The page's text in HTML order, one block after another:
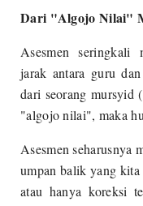
Dari "Algojo Nilai"
Asesmen seringkali
jarak antara guru
dari seorang mursyid
"algojo nilai", maka
Asesmen seharusnya
umpan balik yang
atau hanya koreksi